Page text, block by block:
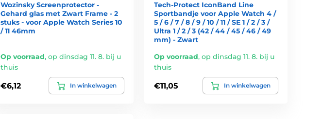
Wozinsky Screenprotector -
Gehard glas met Zwart Frame - 2
stuks - voor Apple Watch Series 10
/ 11 46mm
Op voorraad, op dinsdag 11. 8. bij u
thuis
€6,12 In winkelwagen
Tech-Protect IconBand Line
Sportbandje voor Apple Watch 4 /
5 / 6 / 7 / 8 / 9 / 10 / 11 / SE 1 / 2 / 3 /
Ultra 1 / 2 / 3 (42 / 44 / 45 / 46 / 49
mm) - Zwart
Op voorraad,op dinsdag 11. 8. bij u
thuis
€11,05 In winkelwagen